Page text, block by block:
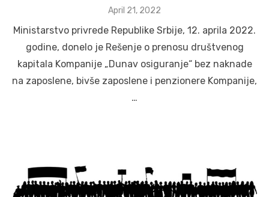
Posted
April 21, 2022
Ministarstvo privrede Republike Srbije, 12. aprila 2022.
godine, donelo je Rešenje o prenosu društvenog
kapitala Kompanije „Dunav osiguranje“ bez naknade
na zaposlene, bivše zaposlene i penzionere Kompanijе,
…